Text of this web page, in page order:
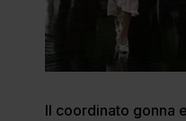
Il coordinato gonna